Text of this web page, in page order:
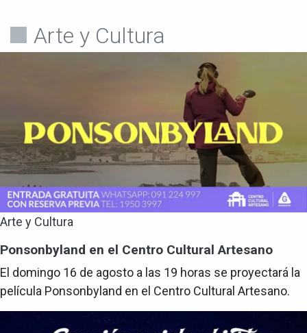
Arte y Cultura
Arte y Cultura
Ponsonbyland en el Centro Cultural Artesano
El domingo 16 de agosto a las 19 horas se proyectará la
película Ponsonbyland en el Centro Cultural Artesano.